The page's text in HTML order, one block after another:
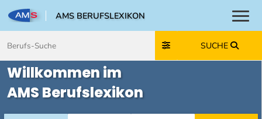
AMS BERUFSLEXIKON
SUCHE
Willkommen im
AMS Berufslexikon